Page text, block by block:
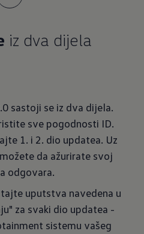
iz dva dijela
sastoji se iz dva dijela.
sve pogodnosti ID.
1. i 2. dio updatea. Uz
da ažurirate svoj
odgovara.
uputstva navedena u
za svaki dio updatea -
sistemu vašeg